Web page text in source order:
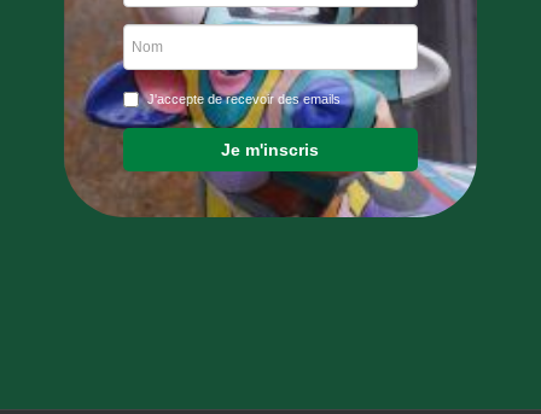
J'accepte de recevoir des emails
Je m'inscris